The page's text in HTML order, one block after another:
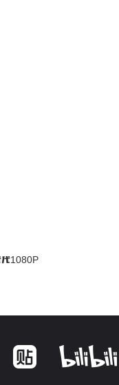
代1080P